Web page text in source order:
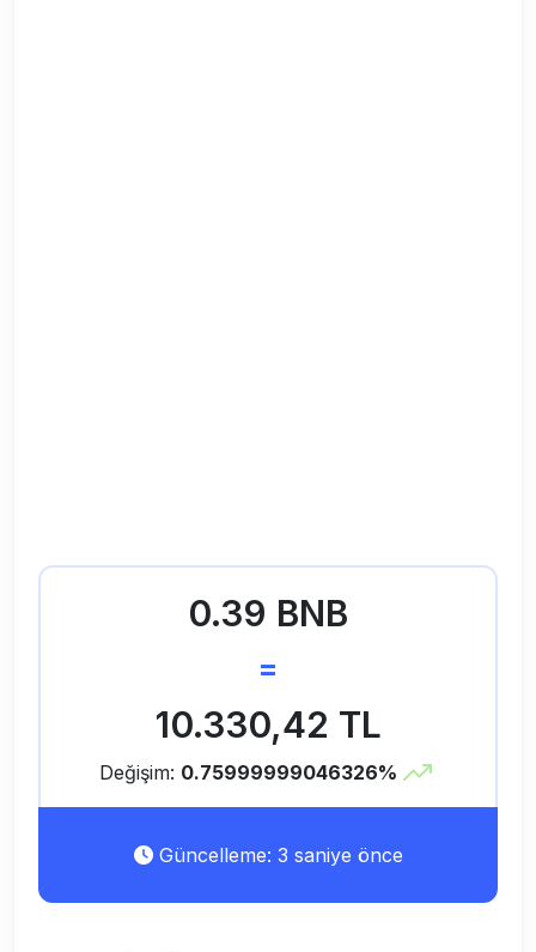
0.39 BNB
=
10.330,42 TL
Değişim: 0.75999999046326%
Güncelleme: 3 saniye önce